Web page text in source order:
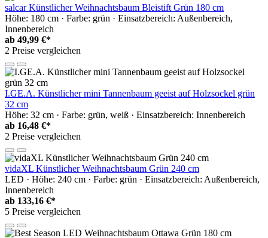
salcar Künstlicher Weihnachtsbaum Bleistift Grün 180 cm
Höhe: 180 cm · Farbe: grün · Einsatzbereich: Außenbereich,
Innenbereich
ab 49,99 €*
2 Preise vergleichen
I.GE.A. Künstlicher mini Tannenbaum geeist auf Holzsockel grün
32 cm
Höhe: 32 cm · Farbe: grün, weiß · Einsatzbereich: Innenbereich
ab 16,48 €*
2 Preise vergleichen
vidaXL Künstlicher Weihnachtsbaum Grün 240 cm
LED · Höhe: 240 cm · Farbe: grün · Einsatzbereich: Außenbereich,
Innenbereich
ab 133,16 €*
5 Preise vergleichen